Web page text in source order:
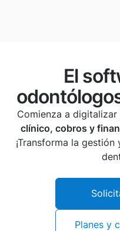
El
Comienza a digitalizar
clínico, cobros y
¡Transforma la
Planes y